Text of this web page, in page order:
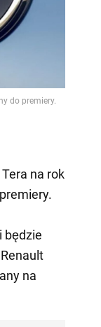
do premiery.
na rok
będzie
na